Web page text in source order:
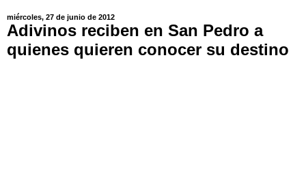
miércoles, 27 de junio de 2012
Adivinos reciben en San Pedro a
quienes quieren conocer su destino